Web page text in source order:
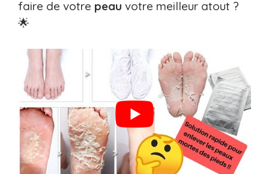
faire de votre peau votre meilleur atout ?
🌟